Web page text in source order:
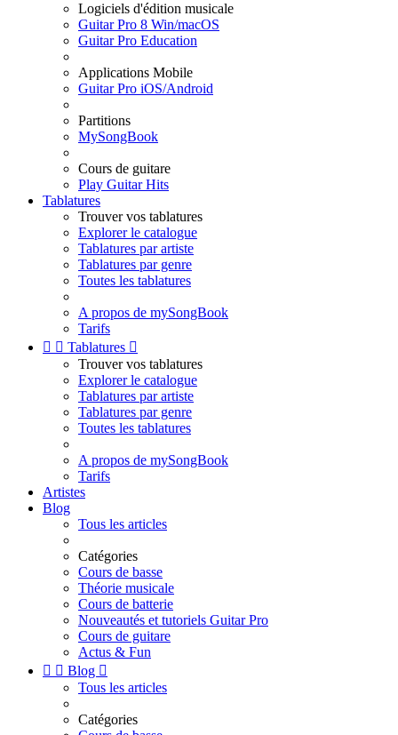
Logiciels d'édition musicale
Guitar Pro 8 Win/macOS
Guitar Pro Education
Applications Mobile
Guitar Pro iOS/Android
Partitions
MySongBook
Cours de guitare
Play Guitar Hits
Tablatures
Trouver vos tablatures
Explorer le catalogue
Tablatures par artiste
Tablatures par genre
Toutes les tablatures
A propos de mySongBook
Tarifs
  Tablatures 
Trouver vos tablatures
Explorer le catalogue
Tablatures par artiste
Tablatures par genre
Toutes les tablatures
A propos de mySongBook
Tarifs
Artistes
Blog
Tous les articles
Catégories
Cours de basse
Théorie musicale
Cours de batterie
Nouveautés et tutoriels Guitar Pro
Cours de guitare
Actus & Fun
  Blog 
Tous les articles
Catégories